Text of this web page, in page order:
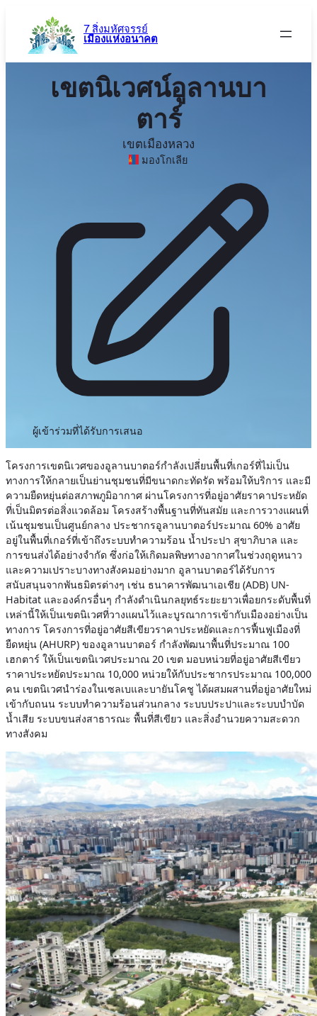
เนื้อหา
7 สิ่งมหัศจรรย์
เมืองแห่งอนาคต
เขตนิเวศน์อูลานบา
ตาร์
เขตเมืองหลวง
มองโกเลีย
ผู้เข้าร่วมที่ได้รับการเสนอ
โครงการเขตนิเวศของอูลานบาตอร์กำลังเปลี่ยนพื้นที่เกอร์ที่ไม่เป็น
ทางการให้กลายเป็นย่านชุมชนที่มีขนาดกะทัดรัด พร้อมให้บริการ และมี
ความยืดหยุ่นต่อสภาพภูมิอากาศ ผ่านโครงการที่อยู่อาศัยราคาประหยัด
ที่เป็นมิตรต่อสิ่งแวดล้อม โครงสร้างพื้นฐานที่ทันสมัย และการวางแผนที่
เน้นชุมชนเป็นศูนย์กลาง ประชากรอูลานบาตอร์ประมาณ 60% อาศัย
อยู่ในพื้นที่เกอร์ที่เข้าถึงระบบทำความร้อน น้ำประปา สุขาภิบาล และ
การขนส่งได้อย่างจำกัด ซึ่งก่อให้เกิดมลพิษทางอากาศในช่วงฤดูหนาว
และความเปราะบางทางสังคมอย่างมาก อูลานบาตอร์ได้รับการ
สนับสนุนจากพันธมิตรต่างๆ เช่น ธนาคารพัฒนาเอเชีย (ADB) UN-
Habitat และองค์กรอื่นๆ กำลังดำเนินกลยุทธ์ระยะยาวเพื่อยกระดับพื้นที่
เหล่านี้ให้เป็นเขตนิเวศที่วางแผนไว้และบูรณาการเข้ากับเมืองอย่างเป็น
ทางการ โครงการที่อยู่อาศัยสีเขียวราคาประหยัดและการฟื้นฟูเมืองที่
ยืดหยุ่น (AHURP) ของอูลานบาตอร์ กำลังพัฒนาพื้นที่ประมาณ 100
เฮกตาร์ ให้เป็นเขตนิเวศประมาณ 20 เขต มอบหน่วยที่อยู่อาศัยสีเขียว
ราคาประหยัดประมาณ 10,000 หน่วยให้กับประชากรประมาณ 100,000
คน เขตนิเวศนำร่องในเซลเบและบายันโคชู ได้ผสมผสานที่อยู่อาศัยใหม่
เข้ากับถนน ระบบทำความร้อนส่วนกลาง ระบบประปาและระบบบำบัด
น้ำเสีย ระบบขนส่งสาธารณะ พื้นที่สีเขียว และสิ่งอำนวยความสะดวก
ทางสังคม